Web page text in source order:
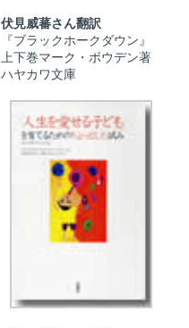
伏見威蕃さん翻訳
『ブラックホークダウン』
上下巻マーク・ボウデン著
ハヤカワ文庫